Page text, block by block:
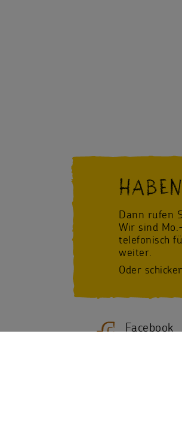
Dann rufen
Wir sind
telefonisch
weiter.
Oder
Facebook